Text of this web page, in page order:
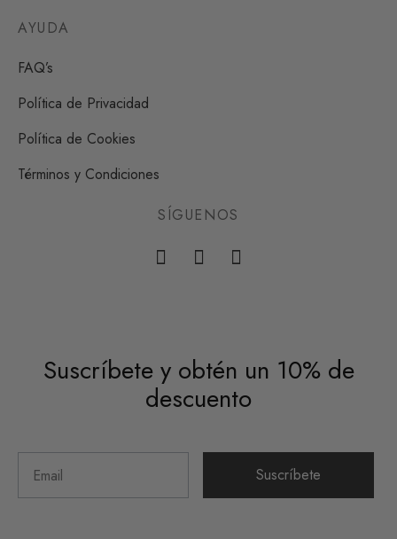
AYUDA
FAQ’s
Política de Privacidad
Política de Cookies
Términos y Condiciones
SÍGUENOS
Suscríbete y obtén un 10% de
descuento
Suscríbete